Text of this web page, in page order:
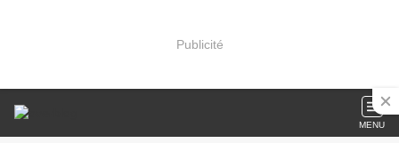
Publicité
MENU